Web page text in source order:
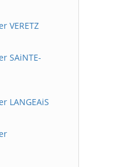
VERETZ
SAiNTE-
LANGEAiS